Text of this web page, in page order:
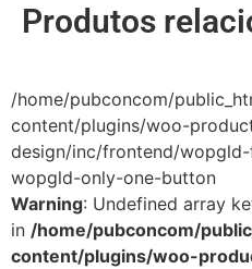
Produtos
/home/pubconcom/
content/plugins/woo-
design/inc/frontend/
wopgld-only-one-button
Warning: Undefined array
in /home/pubconcom/
content/plugins/woo-